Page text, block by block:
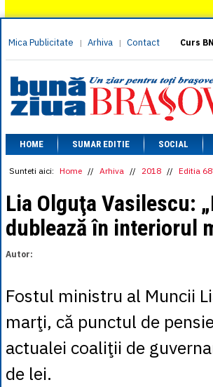
Mica Publicitate | Arhiva | Contact Curs
HOME SUMAR EDITIE SOCIAL
Sunteti aici: Home // Arhiva // 2018 // Editia
Lia Olguţa Vasilescu:
dublează în interiorul
Autor:
Fostul ministru al Muncii
marţi, că punctul de
actualei coaliţii de
de lei.